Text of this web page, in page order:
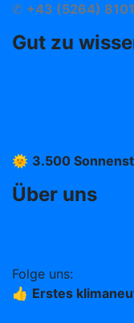
✆ +43 (5264) 8101
Gut zu
🌞 3.500
Über uns
Folge uns:
👍 Erstes